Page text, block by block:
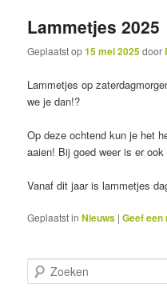
inhoud
inhoud
Lammetjes 2025
Geplaatst op15 mei 2025door
Lammetjes op
we je dan!?
Op deze ochtend kun je het
aaien! Bij goed weer is er
Vanaf dit jaar is lammetjes
Geplaatst in Nieuws |Geef een
o